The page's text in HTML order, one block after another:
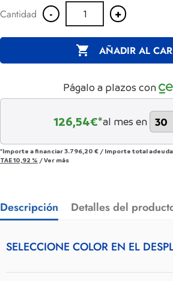
Cantidad - +
 AÑADIR AL
Págalo a plazos con
126,54€*al mes en
*Importe a financiar3.796,20 € / Importe total
TAE10,92 % /Ver más
Descripción Detalles del
SELECCIONE COLOR EN EL